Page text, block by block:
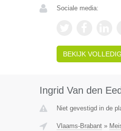
Sociale media:
BEKIJK
Ingrid Van den
Niet gevestigd in de
Vlaams-Brabant»